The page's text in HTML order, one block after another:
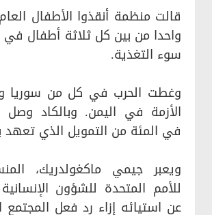
قالت منظمة أنقذوا الأطفال
واحدا من بين كل ثلاثة أطفال في
سوء التغذية.
وغطت الحرب في كل من سوريا
الأزمة في اليمن. وبالكاد
في المئة من التمويل الذي تعهد
ويعبر جيمي ماكغولدريك،
للأمم المتحدة للشؤون
عن استيائه إزاء رد فعل المجتمع